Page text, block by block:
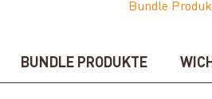
Bundle
BUNDLE PRODUKTE